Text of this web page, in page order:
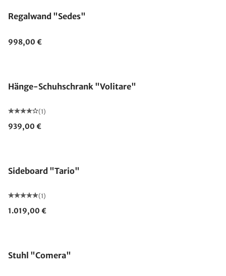
Regalwand "Sedes"
998,00 €
Hänge-Schuhschrank "Volitare"
(1)
939,00 €
Sideboard "Tario"
(1)
1.019,00 €
Stuhl "Comera"